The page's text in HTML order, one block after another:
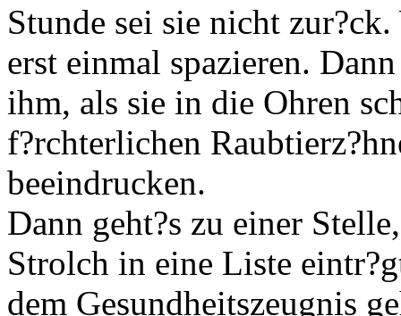
Stunde sei sie nicht
erst einmal spazieren.
ihm, als sie in die Ohren
f?rchterlichen
beeindrucken.
Dann geht?s zu einer
Strolch in eine Liste
dem Gesundheitszeugnis